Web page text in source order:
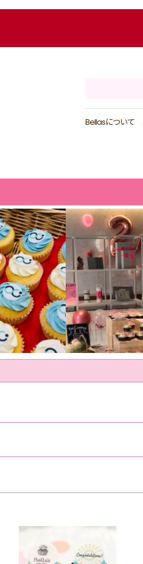
Bellasについて